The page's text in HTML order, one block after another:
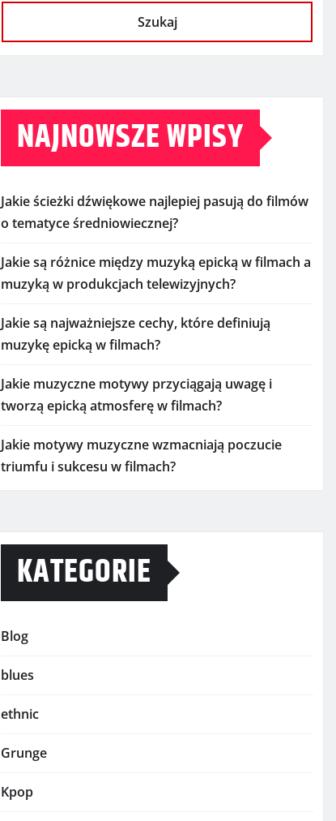
Szukaj
NAJNOWSZE WPISY
Jakie ścieżki dźwiękowe najlepiej pasują do filmów
o tematyce średniowiecznej?
Jakie są różnice między muzyką epicką w filmach a
muzyką w produkcjach telewizyjnych?
Jakie są najważniejsze cechy, które definiują
muzykę epicką w filmach?
Jakie muzyczne motywy przyciągają uwagę i
tworzą epicką atmosferę w filmach?
Jakie motywy muzyczne wzmacniają poczucie
triumfu i sukcesu w filmach?
KATEGORIE
Blog
blues
ethnic
Grunge
Kpop